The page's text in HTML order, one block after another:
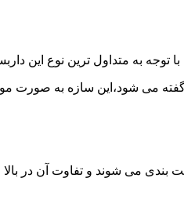
توجه به متداول ترین نوع این
می شود،این سازه به صورت
می شوند و تفاوت آن در